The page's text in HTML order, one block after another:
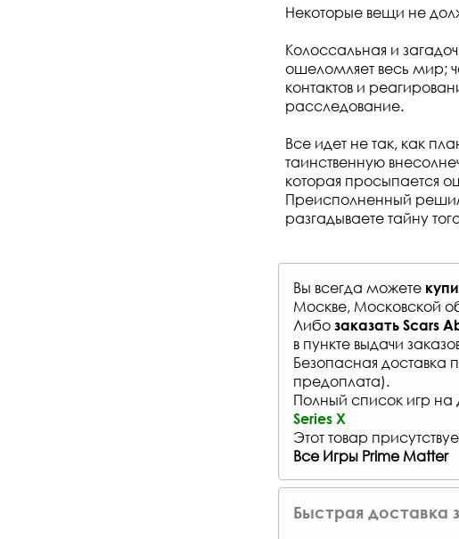
Некоторые вещи не
Колоссальная и
ошеломляет весь мир;
контактов и
расследование.
Все идет не так, как
таинственную
которая просыпается
Преисполненный
разгадываете тайну
Вы всегда можете
Москве, Московской
Либо заказать Scars
в пункте выдачи
Безопасная доставка
предоплата).
Полный список игр на
Series X
Этот товар
Все Игры Prime Matter
Быстрая доставка